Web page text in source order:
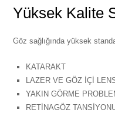
Yüksek Kalite
Göz sağlığında yüksek
KATARAKT
LAZER VE GÖZ İÇİ
YAKIN GÖRME
RETİNAGÖZ